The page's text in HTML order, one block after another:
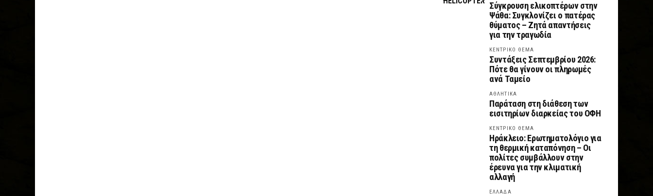
Σύγκρουση ελικοπτέρων στην
Ψάθα: Συγκλονίζει ο πατέρας
θύματος – Ζητά απαντήσεις
για την τραγωδία
ΚΕΝΤΡΙΚΟ ΘΕΜΑ
Συντάξεις Σεπτεμβρίου 2026:
Πότε θα γίνουν οι πληρωμές
ανά Ταμείο
ΑΘΛΗΤΙΚΑ
Παράταση στη διάθεση των
εισιτηρίων διαρκείας του ΟΦΗ
ΚΕΝΤΡΙΚΟ ΘΕΜΑ
Ηράκλειο: Ερωτηματολόγιο για
τη θερμική καταπόνηση – Οι
πολίτες συμβάλλουν στην
έρευνα για την κλιματική
αλλαγή
ΕΛΛΑΔΑ